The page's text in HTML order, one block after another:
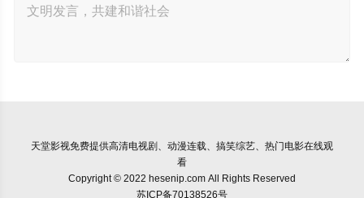
天堂影视免费提供高清电视剧、动漫连载、搞笑综艺、热门电影在线观
看
Copyright © 2022 hesenip.com All Rights Reserved
苏ICP备70138526号